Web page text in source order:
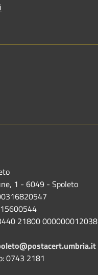
1 - 6049 - Spoleto
21800 000000012038
0743 2181